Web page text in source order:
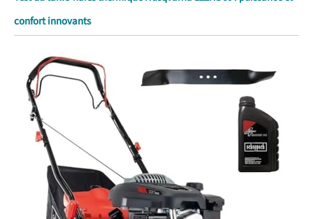
confort innovants